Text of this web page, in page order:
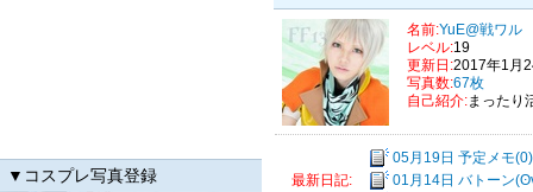
▼コスプレ写真登録
名前:YuE@戦ワル
レベル:19
更新日:2017年1月
写真数:67枚
自己紹介:まったり
最新日記:
05月19日 予定メモ(0)
01月14日 バトーン